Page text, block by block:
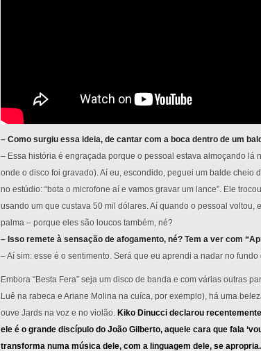
– Como surgiu essa ideia, de cantar com a boca dentro de um
– Essa história é engraçada porque o pessoal estava almoçando lá
onde o disco foi gravado). Aí eu, escondido, peguei um balde cheio
no estúdio: “bota o microfone aí e vamos gravar um lance”. Ele
usando um que custava 50 mil dólares. Aí quando o pessoal voltou,
palma – porque eles são loucos também, né?
– Isso remete à sensação de afogamento, né? Tem a ver com
– Aí sim: esse é o sentimento. Será que eu aprendi a nadar no fundo
Embora “Besta Fera” seja um disco de banda e com várias outras
Luê na rabeca e Ariane Molina na cuíca, por exemplo), há uma
ouve Jards na voz e no violão. Kiko Dinucci declarou
ele é o grande discípulo do João Gilberto, aquele cara que fala
transforma numa música dele, com a linguagem dele, se